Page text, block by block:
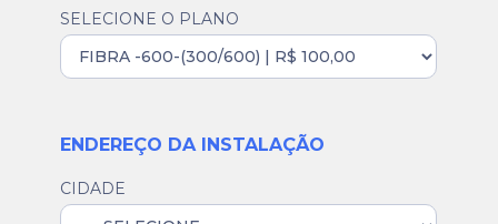
SELECIONE O PLANO
ENDEREÇO DA INSTALAÇÃO
CIDADE